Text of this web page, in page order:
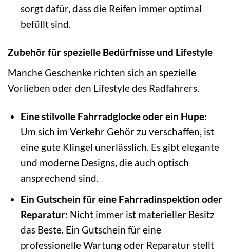
sorgt dafür, dass die Reifen immer optimal
befüllt sind.
Zubehör für spezielle Bedürfnisse und Lifestyle
Manche Geschenke richten sich an spezielle
Vorlieben oder den Lifestyle des Radfahrers.
Eine stilvolle Fahrradglocke oder ein Hupe:
Um sich im Verkehr Gehör zu verschaffen, ist
eine gute Klingel unerlässlich. Es gibt elegante
und moderne Designs, die auch optisch
ansprechend sind.
Ein Gutschein für eine Fahrradinspektion oder
Reparatur: Nicht immer ist materieller Besitz
das Beste. Ein Gutschein für eine
professionelle Wartung oder Reparatur stellt